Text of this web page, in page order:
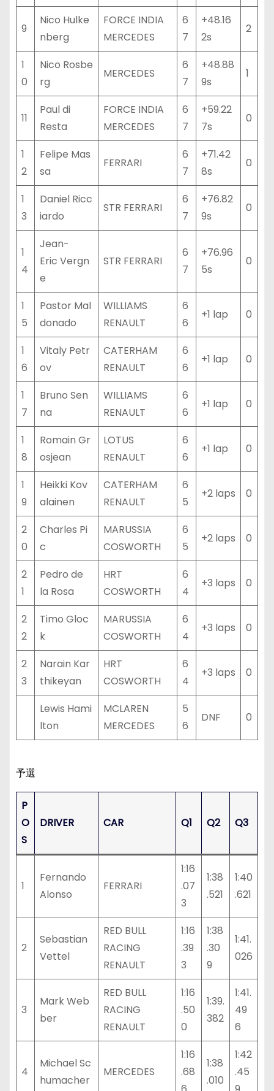
9
Nico Hulke
nberg
FORCE INDIA
MERCEDES
6
7
+48.16
2s
2
1
0
Nico Rosbe
rg
MERCEDES
6
7
+48.88
9s
1
11
Paul di
Resta
FORCE INDIA
MERCEDES
6
7
+59.22
7s
0
1
2
Felipe Mas
sa
FERRARI
6
7
+71.42
8s
0
1
3
Daniel Ricc
iardo
STR FERRARI
6
7
+76.82
9s
0
1
4
Jean-
Eric Vergn
e
STR FERRARI
6
7
+76.96
5s
0
1
5
Pastor Mal
donado
WILLIAMS
RENAULT
6
6
+1 lap 0
1
6
Vitaly Petr
ov
CATERHAM
RENAULT
6
6
+1 lap 0
1
7
Bruno Sen
na
WILLIAMS
RENAULT
6
6
+1 lap 0
1
8
Romain Gr
osjean
LOTUS
RENAULT
6
6
+1 lap 0
1
9
Heikki Kov
alainen
CATERHAM
RENAULT
6
5
+2 laps 0
2
0
Charles Pi
c
MARUSSIA
COSWORTH
6
5
+2 laps 0
2
1
Pedro de
la Rosa
HRT
COSWORTH
6
4
+3 laps 0
2
2
Timo Gloc
k
MARUSSIA
COSWORTH
6
4
+3 laps 0
2
3
Narain Kar
thikeyan
HRT
COSWORTH
6
4
+3 laps 0
Lewis Hami
lton
MCLAREN
MERCEDES
5
6
DNF 0
予選
P
O
S
DRIVER CAR Q1 Q2 Q3
1
Fernando
Alonso
FERRARI
1:16
.07
3
1:38
.521
1:40
.621
2
Sebastian
Vettel
RED BULL
RACING
RENAULT
1:16
.39
3
1:38
.30
9
1:41.
026
3
Mark Web
ber
RED BULL
RACING
RENAULT
1:16
.50
0
1:39.
382
1:41.
49
6
4
Michael Sc
humacher
MERCEDES
1:16
.68
1:38
.010
1:42
.45